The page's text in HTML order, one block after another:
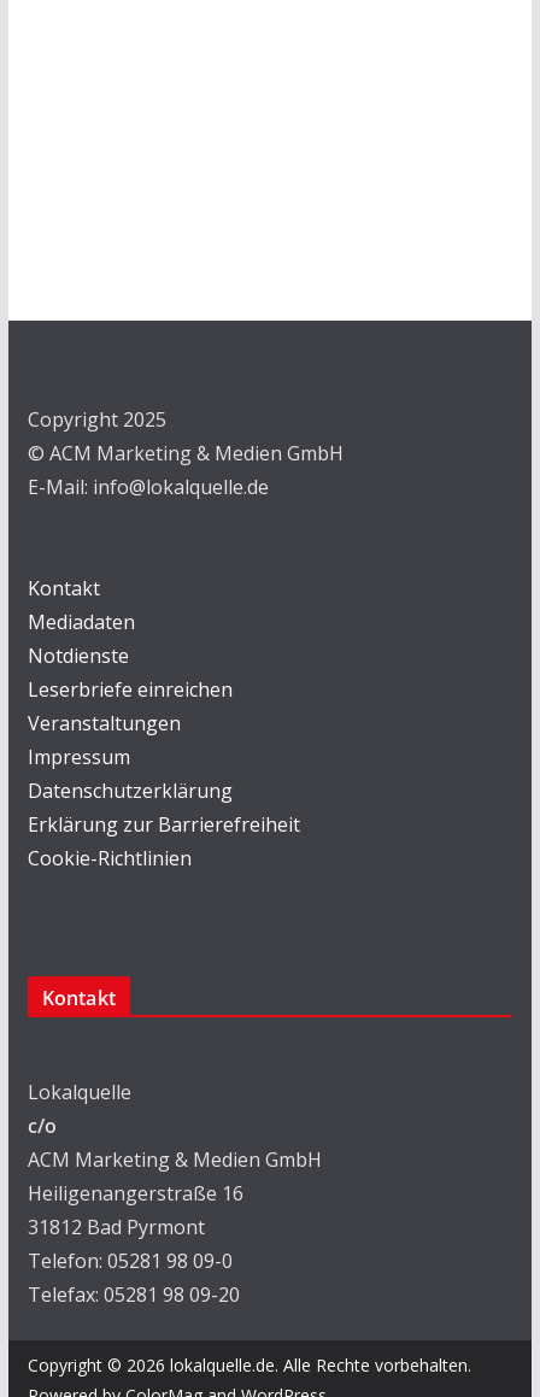
Copyright 2025
© ACM Marketing & Medien GmbH
E-Mail: info@lokalquelle.de
Kontakt
Mediadaten
Notdienste
Leserbriefe einreichen
Veranstaltungen
Impressum
Datenschutzerklärung
Erklärung zur Barrierefreiheit
Cookie-Richtlinien
Kontakt
Lokalquelle
c/o
ACM Marketing & Medien GmbH
Heiligenangerstraße 16
31812 Bad Pyrmont
Telefon: 05281 98 09-0
Telefax: 05281 98 09-20
Copyright © 2026 lokalquelle.de. Alle Rechte vorbehalten.